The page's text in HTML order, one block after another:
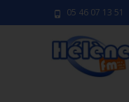
05 46 07 13 51